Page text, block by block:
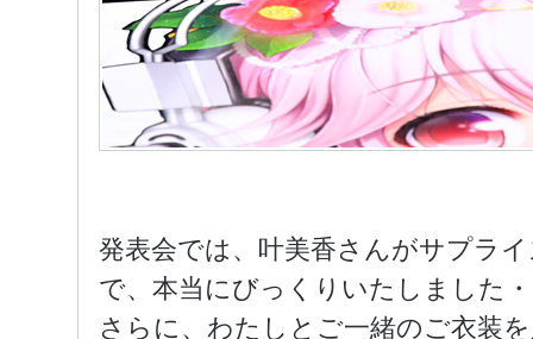
発表会では、叶美香さんがサプラ
で、本当にびっくりいたしました
さらに、わたしとご一緒のご衣装